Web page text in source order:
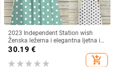
2023 Independent Station wish
Ženska ležerna i elegantna ljetna i
jesenska nova haljina s printom i
točkicama, okruglim izrezom,
kratkih rukava i strukom
30.19 €
add_shopping_cart